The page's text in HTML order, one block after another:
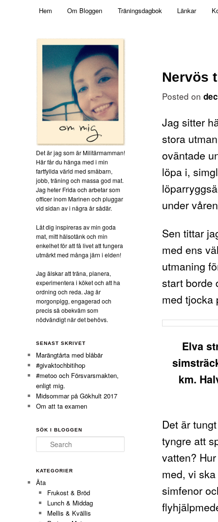
Militärmamman
Skip to primary content
Hem Om Bloggen Träningsdagbok Länkar
Nervös
Posted on
Jag sitter
stora
oväntade
löpa i,
under
Sen tittar
med ens
utmaning
start borde
med
Elva
km.
Det är
tyngre att
vatten?
med, vi
simfenor
Det är jag som är Militärmamman!
Här får du hänga med i min
fartfyllda värld med småbarn,
jobb, träning och massa god mat.
Jag heter Frida och arbetar som
officer inom Marinen och pluggar
vid sidan av i några år sådär.
Låt dig inspireras av min goda
mat, mitt hälsotänk och min
enkelhet för att få livet att fungera
utmärkt med många järn i elden!
Jag älskar att träna, planera,
experimentera i köket och att ha
ordning och reda. Jag är
morgonpigg, engagerad och
precis så obekväm som
nödvändigt när det behövs.
SENAST SKRIVET
Marängtårta med blåbär
#givaktochbitihop
#metoo och Försvarsmakten,
enligt mig.
Midsommar på Gökhult 2017
Om att ta examen
SÖK I BLOGGEN
Search
KATEGORIER
Äta
Frukost & Bröd
Lunch & Middag
Mellis & Kvällis